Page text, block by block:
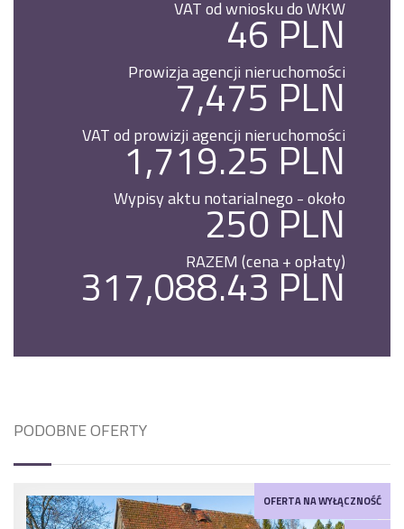
VAT od wniosku do WKW
46 PLN
Prowizja agencji nieruchomości
7,475 PLN
VAT od prowizji agencji nieruchomości
1,719.25 PLN
Wypisy aktu notarialnego - około
250 PLN
RAZEM (cena + opłaty)
317,088.43 PLN
PODOBNE OFERTY
OFERTA NA WYŁĄCZNOŚĆ